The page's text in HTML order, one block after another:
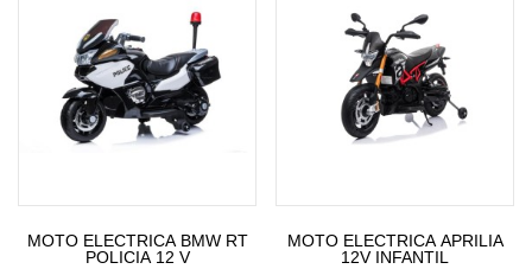
MOTO ELECTRICA BMW RT
POLICIA 12 V
MOTO ELECTRICA APRILIA
12V INFANTIL